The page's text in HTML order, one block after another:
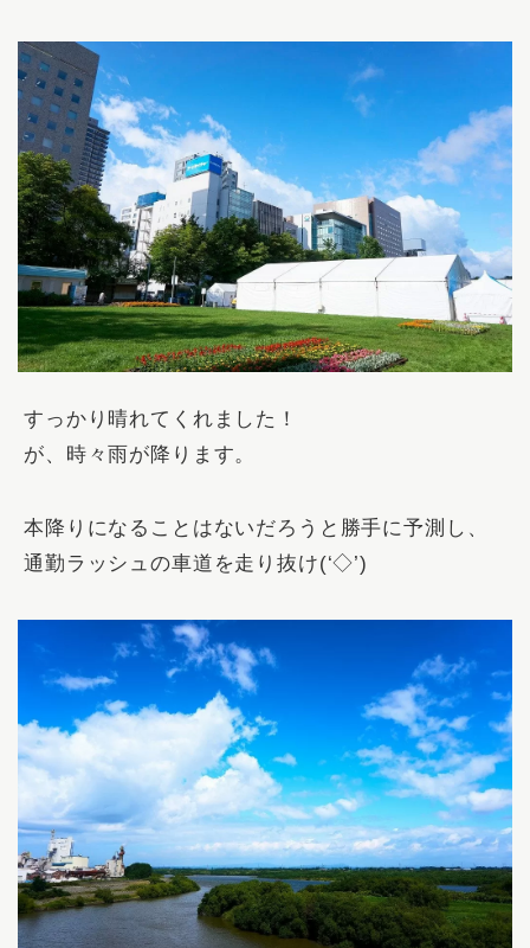
すっかり晴れてくれました！
が、時々雨が降ります。
本降りになることはないだろうと勝手に予測し、
通勤ラッシュの車道を走り抜け(‘◇’)ゞ